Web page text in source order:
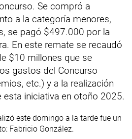
Se compró a
a la categoría menores,
se pagó $497.000 por la
En este remate se recaudó
$10 millones que se
gastos del Concurso
etc.) y a la realización
esta iniciativa en otoño 2025.